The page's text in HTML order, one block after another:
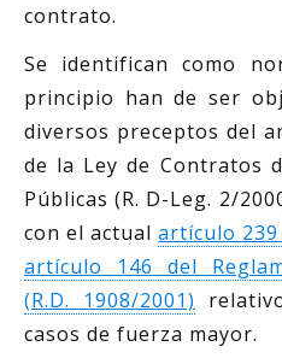
contrato.
Se identifican como
principio han de ser
diversos preceptos del
de la Ley de Contratos
Públicas (R. D-Leg. 2/
con el actualartículo 239
artículo 146 del
(R.D. 1908/2001)
casos de fuerza mayor.